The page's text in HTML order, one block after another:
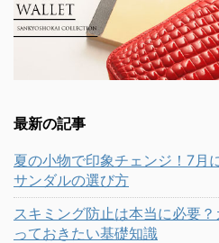
最新の記事
夏の小物で印象チェンジ！7月
サンダルの選び方
スキミング防止は本当に必要
っておきたい基礎知識